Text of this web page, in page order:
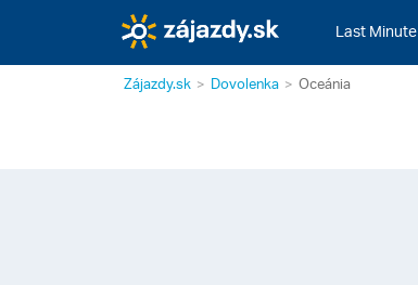
Last Minute
Zájazdy.sk Dovolenka Oceánia